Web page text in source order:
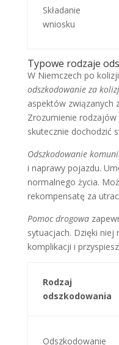
Składanie
wniosku
Typowe rodzaje
W Niemczech po
odszkodowanie za
aspektów związanych
Zrozumienie
skutecznie dochodzić
Odszkodowanie
i naprawy pojazdu.
normalnego życia.
rekompensatę za
Pomoc drogowa
sytuacjach. Dzięki niej
komplikacji i
Rodzaj
odszkodowania
Odszkodowanie